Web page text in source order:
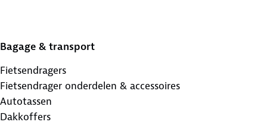
Bagage & transport
Fietsendragers
Fietsendrager onderdelen & accessoires
Autotassen
Dakkoffers